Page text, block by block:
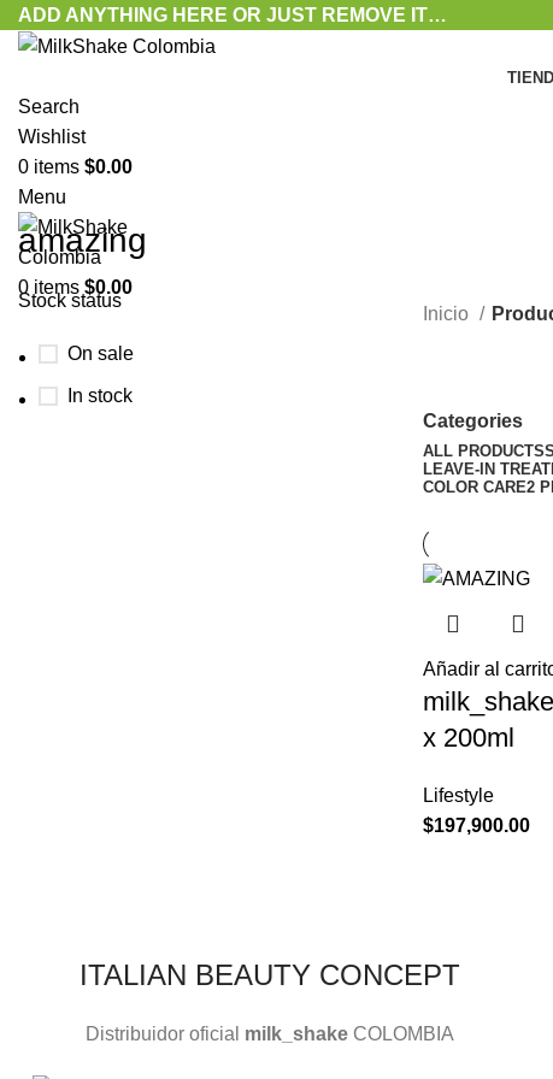
ADD ANYTHING HERE OR JUST REMOVE IT…
Search
Wishlist
0 items $0.00
Menu
0 items $0.00
amazing
Stock status
On sale
In stock
Inicio
Categories
ALL PRODUCTS
LEAVE-IN
COLOR CARE2
Añadir al
x 200ml
Lifestyle
$197,900.00
ITALIAN BEAUTY CONCEPT
Distribuidor oficial milk_shake COLOMBIA